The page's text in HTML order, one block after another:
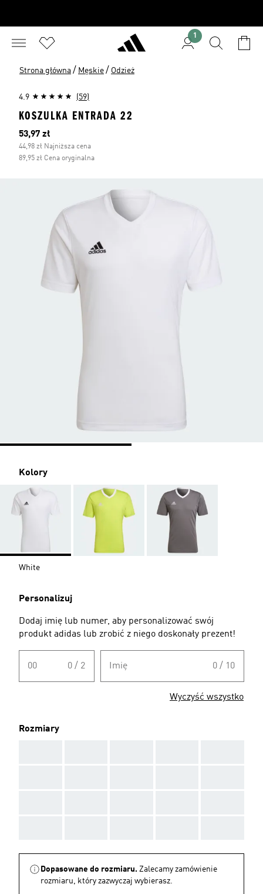
1
Strona główna / Męskie / Odzież
4.9 (59)
KOSZULKA ENTRADA 22
Bieżąca cena
53,97 zł
44,98 zł Najniższa cena
89,95 zł Cena oryginalna
Kolory
White
Personalizuj
Dodaj imię lub numer, aby personalizować swój
produkt adidas lub zrobić z niego doskonały prezent!
00 0 / 2 Imię 0 / 10
Wyczyść wszystko
Rozmiary
Dopasowane do rozmiaru. Zalecamy zamówienie
rozmiaru, który zazwyczaj wybierasz.